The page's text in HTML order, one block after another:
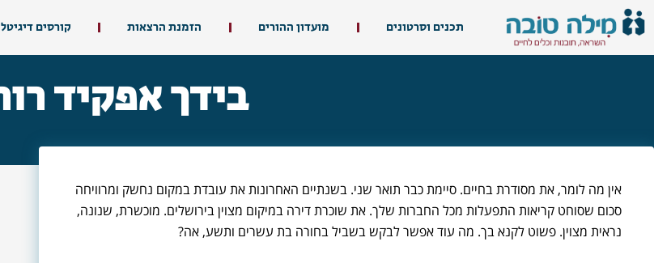
תכנים וסרטונים מועדון ההורים הזמנת הרצאות קורסים
בידך אפקיד
אין מה לומר, את מסודרת בחיים. סיימת כבר תואר שני. בשנתיים האחרונות את עובדת במקום נחשק ומרוויחה
סכום שסוחט קריאות התפעלות מכל החברות שלך. את שוכרת דירה במיקום מצוין בירושלים. מוכשרת, שנונה,
נראית מצוין. פשוט לקנא בך. מה עוד אפשר לבקש בשביל בחורה בת עשרים ותשע, אה?